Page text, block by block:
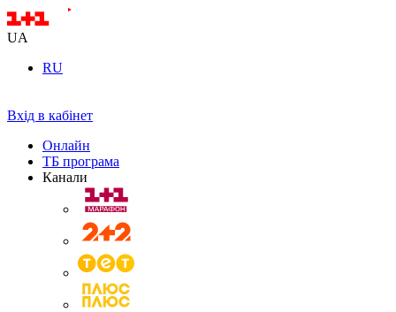
UA
RU
Вхід в кабінет
Онлайн
ТБ програма
Канали